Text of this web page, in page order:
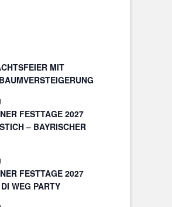
MIT
FESTTAGE 2027
– BAYRISCHER
FESTTAGE 2027
WEG PARTY